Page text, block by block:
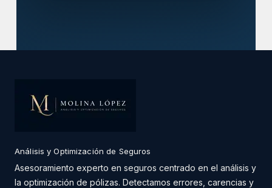
Análisis y Optimización de Seguros
Asesoramiento experto en seguros centrado en el análisis y
la optimización de pólizas. Detectamos errores, carencias y